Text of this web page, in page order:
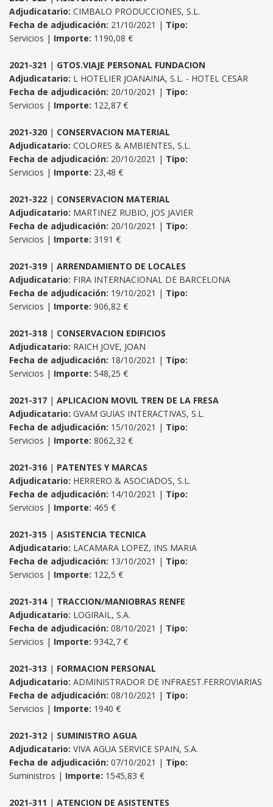
Adjudicatario: CIMBALO PRODUCCIONES, S.L.
Fecha de adjudicación: 21/10/2021 | Tipo:
Servicios | Importe: 1190,08 €
2021-321 | GTOS.VIAJE PERSONAL FUNDACION
Adjudicatario: L HOTELIER JOANAINA, S.L. - HOTEL CESAR
Fecha de adjudicación: 20/10/2021 | Tipo:
Servicios | Importe: 122,87 €
2021-320 | CONSERVACION MATERIAL
Adjudicatario: COLORES & AMBIENTES, S.L.
Fecha de adjudicación: 20/10/2021 | Tipo:
Servicios | Importe: 23,48 €
2021-322 | CONSERVACION MATERIAL
Adjudicatario: MARTINEZ RUBIO, JOS JAVIER
Fecha de adjudicación: 20/10/2021 | Tipo:
Servicios | Importe: 3191 €
2021-319 | ARRENDAMIENTO DE LOCALES
Adjudicatario: FIRA INTERNACIONAL DE BARCELONA
Fecha de adjudicación: 19/10/2021 | Tipo:
Servicios | Importe: 906,82 €
2021-318 | CONSERVACION EDIFICIOS
Adjudicatario: RAICH JOVE, JOAN
Fecha de adjudicación: 18/10/2021 | Tipo:
Servicios | Importe: 548,25 €
2021-317 | APLICACION MOVIL TREN DE LA FRESA
Adjudicatario: GVAM GUIAS INTERACTIVAS, S.L.
Fecha de adjudicación: 15/10/2021 | Tipo:
Servicios | Importe: 8062,32 €
2021-316 | PATENTES Y MARCAS
Adjudicatario: HERRERO & ASOCIADOS, S.L.
Fecha de adjudicación: 14/10/2021 | Tipo:
Servicios | Importe: 465 €
2021-315 | ASISTENCIA TECNICA
Adjudicatario: LACAMARA LOPEZ, INS MARIA
Fecha de adjudicación: 13/10/2021 | Tipo:
Servicios | Importe: 122,5 €
2021-314| TRACCION/MANIOBRAS RENFE
Adjudicatario: LOGIRAIL, S.A.
Fecha de adjudicación: 08/10/2021 | Tipo:
Servicios | Importe: 9342,7 €
2021-313 | FORMACION PERSONAL
Adjudicatario: ADMINISTRADOR DE INFRAEST.FERROVIARIAS
Fecha de adjudicación: 08/10/2021 | Tipo:
Servicios | Importe: 1940 €
2021-312 | SUMINISTRO AGUA
Adjudicatario: VIVA AGUA SERVICE SPAIN, S.A.
Fecha de adjudicación: 07/10/2021 | Tipo:
Suministros | Importe: 1545,83 €
2021-311 | ATENCION DE ASISTENTES